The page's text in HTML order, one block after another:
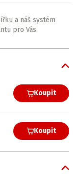
a náš systém
pro Vás.
Koupit
Koupit